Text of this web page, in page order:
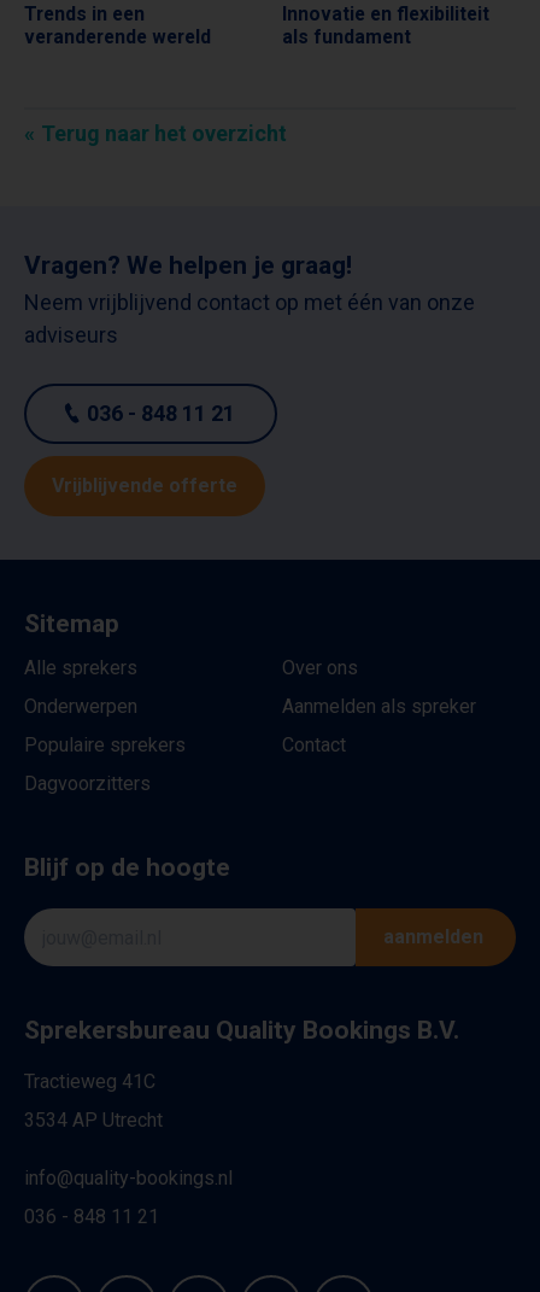
Trends in een
veranderende wereld
Innovatie en flexibiliteit
als fundament
Terug naar het overzicht
Vragen? We helpen je graag!
Neem vrijblijvend contact op met één van onze
adviseurs
036 - 848 11 21
Vrijblijvende offerte
Sitemap
Alle sprekers
Onderwerpen
Populaire sprekers
Dagvoorzitters
Over ons
Aanmelden als spreker
Contact
Blijf op de hoogte
aanmelden
Sprekersbureau Quality Bookings B.V.
Tractieweg 41C
3534 AP Utrecht
info@quality-bookings.nl
036 - 848 11 21